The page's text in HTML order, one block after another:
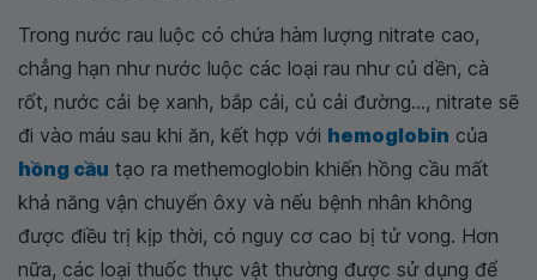
Trong nước rau luộc có chứa hàm lượng nitrate cao,
chẳng hạn như nước luộc các loại rau như củ dền, cà
rốt, nước cải bẹ xanh, bắp cải, củ cải đường..., nitrate sẽ
đi vào máu sau khi ăn, kết hợp với hemoglobin của
hồng cầu tạo ra methemoglobin khiến hồng cầu mất
khả năng vận chuyển ôxy và nếu bệnh nhân không
được điều trị kịp thời, có nguy cơ cao bị tử vong. Hơn
nữa, các loại thuốc thực vật thường được sử dụng để